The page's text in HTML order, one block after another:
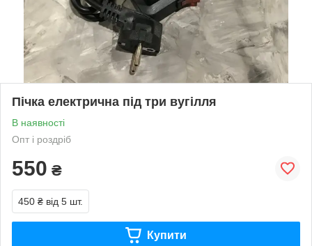
Пічка електрична під три вугілля
В наявності
Опт і роздріб
550 ₴
450 ₴ від 5 шт.
Купити